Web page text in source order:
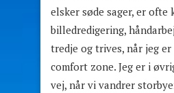
elsker søde sager, er ofte
billedredigering,
tredje og trives, når jeg
comfort zone. Jeg er i
vej, når vi vandrer